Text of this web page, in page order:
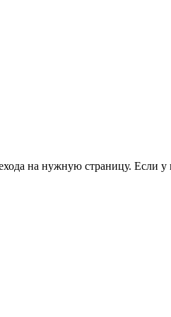
на нужную страницу. Если